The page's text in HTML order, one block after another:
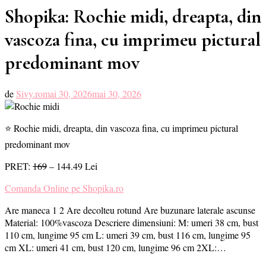
Shopika: Rochie midi, dreapta, din
vascoza fina, cu imprimeu pictural
predominant mov
de Sivy.romai 30, 2026mai 30, 2026
⭐ Rochie midi, dreapta, din vascoza fina, cu imprimeu pictural
predominant mov
PRET: 169– 144.49 Lei
Comanda Online pe Shopika.ro
Are maneca 1 2 Are decolteu rotund Are buzunare laterale ascunse
Material: 100%vascoza Descriere dimensiuni: M: umeri 38 cm, bust
110 cm, lungime 95 cm L: umeri 39 cm, bust 116 cm, lungime 95
cm XL: umeri 41 cm, bust 120 cm, lungime 96 cm 2XL:…